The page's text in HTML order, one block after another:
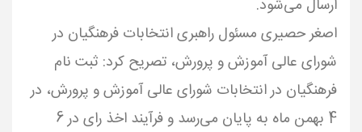
اصغر حصیری مسئول راهبری انتخابات فرهنگیان در
شورای عالی آموزش و پرورش، تصریح کرد: ثبت نام
فرهنگیان در انتخابات شورای عالی آموزش و پرورش، در
4 بهمن ماه به پایان می‌رسد و فرآیند اخذ رای در 6